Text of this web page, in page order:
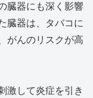
臓器にも深く影響
臓器は、タバコに
がんのリスクが高
激して炎症を引き